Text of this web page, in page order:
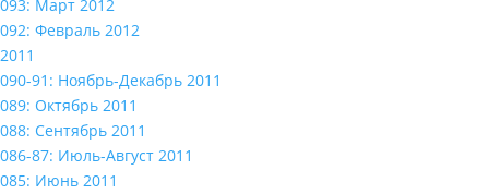
093: Март 2012
092: Февраль 2012
2011
090-91: Ноябрь-Декабрь 2011
089: Октябрь 2011
088: Сентябрь 2011
086-87: Июль-Август 2011
085: Июнь 2011